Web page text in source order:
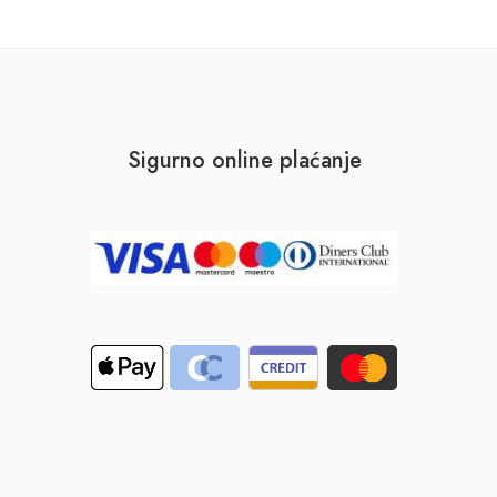
Sigurno online plaćanje